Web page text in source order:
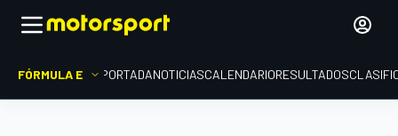
FÓRMULA E PORTADANOTICIASCALENDARIORESULTADOS